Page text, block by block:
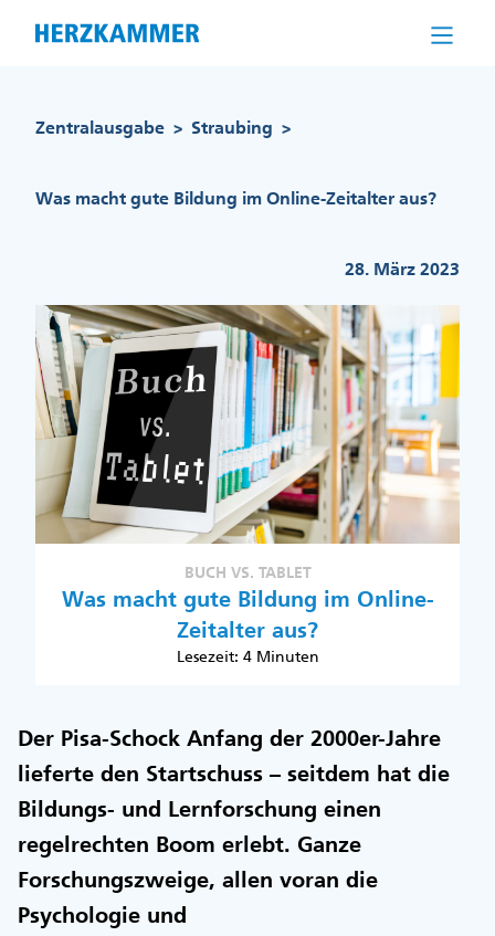
Zentralausgabe > Straubing >
Was macht gute Bildung im Online-Zeitalter aus?
28. März 2023
BUCH VS. TABLET
Was macht gute Bildung im Online-
Zeitalter aus?
Lesezeit: 4 Minuten
Der Pisa-Schock Anfang der 2000er-Jahre
lieferte den Startschuss – seitdem hat die
Bildungs- und Lernforschung einen
regelrechten Boom erlebt. Ganze
Forschungszweige, allen voran die
Psychologie und